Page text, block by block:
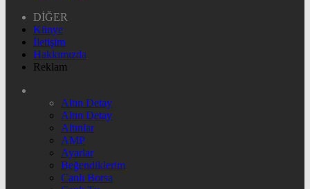
DİĞER
Künye
İletişim
Hakkımızda
Reklam
Altın Detay
Altın Detay
Altınlar
AMP
Ayarlar
Beğendiklerim
Canlı Borsa